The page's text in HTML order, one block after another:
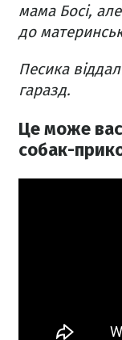
мама Босі,
до
Песика
гаразд.
Це може
собак-